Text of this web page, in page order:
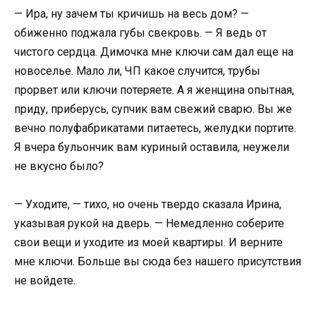
— Ира, ну зачем ты кричишь на весь дом? —
обиженно поджала губы свекровь. — Я ведь от
чистого сердца. Димочка мне ключи сам дал еще на
новоселье. Мало ли, ЧП какое случится, трубы
прорвет или ключи потеряете. А я женщина опытная,
приду, приберусь, супчик вам свежий сварю. Вы же
вечно полуфабрикатами питаетесь, желудки портите.
Я вчера бульончик вам куриный оставила, неужели
не вкусно было?
— Уходите, — тихо, но очень твердо сказала Ирина,
указывая рукой на дверь. — Немедленно соберите
свои вещи и уходите из моей квартиры. И верните
мне ключи. Больше вы сюда без нашего присутствия
не войдете.